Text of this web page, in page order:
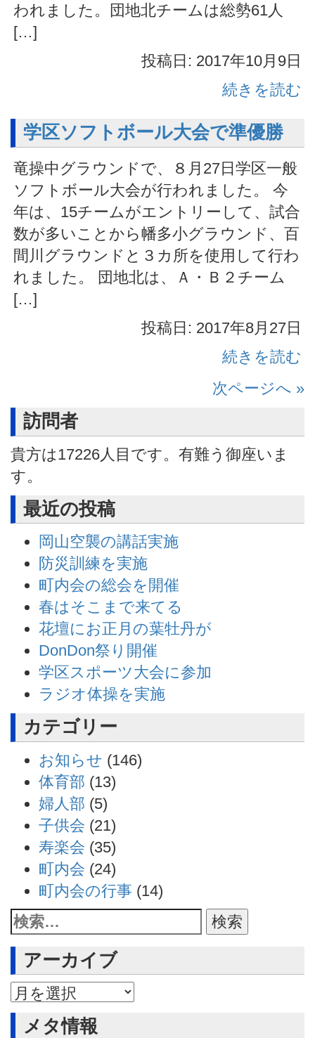
われました。団地北チームは総勢61人
[…]
投稿日: 2017年10月9日
続きを読む
学区ソフトボール大会で準優勝
竜操中グラウンドで、８月27日学区一般
ソフトボール大会が行われました。 今
年は、15チームがエントリーして、試合
数が多いことから幡多小グラウンド、百
間川グラウンドと３カ所を使用して行わ
れました。 団地北は、Ａ・Ｂ２チーム
[…]
投稿日: 2017年8月27日
続きを読む
次ページへ »
訪問者
貴方は17226 人目です。有難う御座いま
す。
最近の投稿
岡山空襲の講話実施
防災訓練を実施
町内会の総会を開催
春はそこまで来てる
花壇にお正月の葉牡丹が
DonDon祭り開催
学区スポーツ大会に参加
ラジオ体操を実施
カテゴリー
お知らせ (146)
体育部 (13)
婦人部 (5)
子供会 (21)
寿楽会 (35)
町内会 (24)
町内会の行事 (14)
アーカイブ
アーカイブ
メタ情報